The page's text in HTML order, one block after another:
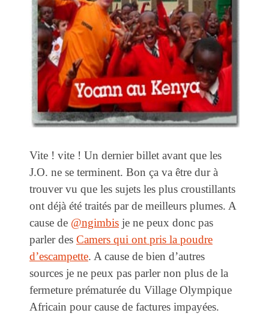
Vite ! vite ! Un dernier billet avant que les
J.O. ne se terminent. Bon ça va être dur à
trouver vu que les sujets les plus croustillants
ont déjà été traités par de meilleurs plumes. A
cause de @ngimbis je ne peux donc pas
parler des Camers qui ont pris la poudre
d’escampette. A cause de bien d’autres
sources je ne peux pas parler non plus de la
fermeture prématurée du Village Olympique
Africain pour cause de factures impayées.